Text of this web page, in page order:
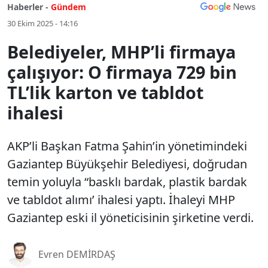
Haberler - Gündem
30 Ekim 2025 - 14:16
Belediyeler, MHP’li firmaya
çalışıyor: O firmaya 729 bin
TL’lik karton ve tabldot
ihalesi
AKP’li Başkan Fatma Şahin’in yönetimindeki
Gaziantep Büyükşehir Belediyesi, doğrudan
temin yoluyla “basklı bardak, plastik bardak
ve tabldot alımı’ ihalesi yaptı. İhaleyi MHP
Gaziantep eski il yöneticisinin şirketine verdi.
Evren DEMİRDAŞ